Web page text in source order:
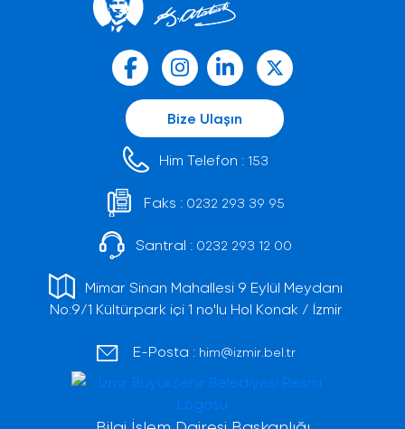
Bize Ulaşın
Him Telefon : 153
Faks : 0232 293 39 95
Santral : 0232 293 12 00
Mimar Sinan Mahallesi 9 Eylül Meydanı
No:9/1 Kültürpark içi 1 no'lu Hol Konak / İzmir
E-Posta : him@izmir.bel.tr